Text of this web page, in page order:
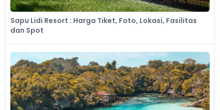
Sapu Lidi Resort : Harga Tiket, Foto, Lokasi, Fasilitas
dan Spot